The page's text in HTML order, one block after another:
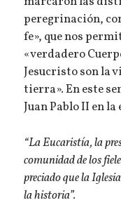
peregrinación,
fe», que nos
«verdadero
Jesucristo son la
tierra». En este
Juan Pablo II en
“La Eucaristía, la
comunidad de los
preciado que la
la historia”.